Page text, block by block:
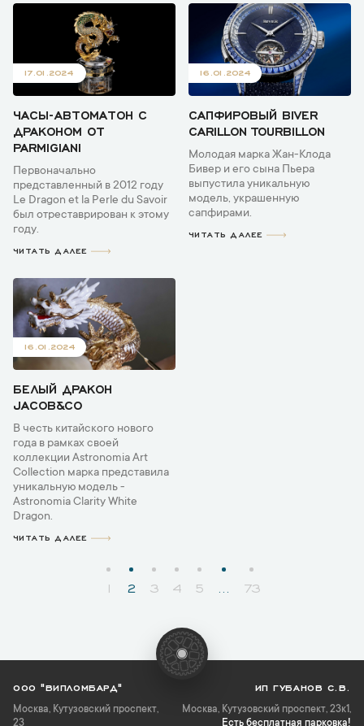
17.01.2024
ЧАСЫ-АВТОМАТОН С
ДРАКОНОМ ОТ
PARMIGIANI
Первоначально
представленный в 2012 году
Le Dragon et la Perle du Savoir
был отреставрирован к этому
году.
ЧИТАТЬ ДАЛЕЕ
16.01.2024
САПФИРОВЫЙ BIVER
CARILLON TOURBILLON
Молодая марка Жан-Клода
Бивер и его сына Пьера
выпустила уникальную
модель, украшенную
сапфирами.
ЧИТАТЬ ДАЛЕЕ
16.01.2024
БЕЛЫЙ ДРАКОН
JACOB&CO
В честь китайского нового
года в рамках своей
коллекции Astronomia Art
Collection марка представила
уникальную модель -
Astronomia Clarity White
Dragon.
ЧИТАТЬ ДАЛЕЕ
1 2 3 4 5 73
ООО "ВИПЛОМБАРД"
Москва, Кутузовский проспект,
ИП ГУБАНОВ С.В.
Москва, Кутузовский проспект, 23к1,